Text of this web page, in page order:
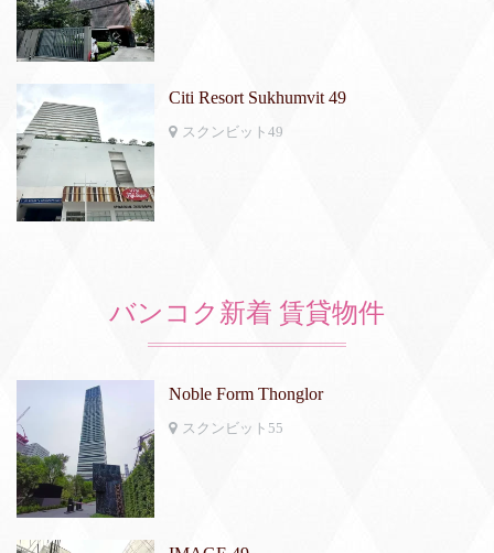
Citi Resort Sukhumvit 49
スクンビット49
バンコク新着 賃貸物件
Noble Form Thonglor
スクンビット55